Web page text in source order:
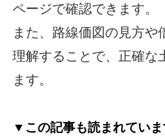
ページで確認できます。
また、路線価図の見方や
理解することで、正確な
ます。
▼この記事も読まれていま